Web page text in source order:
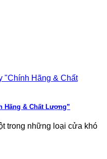
Hãng & Chất Lượng”
trong những loại cửa khó